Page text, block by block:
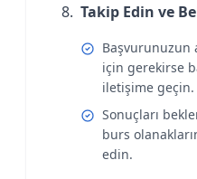
Takip Edin ve
Başvurunuzun
için gerekirse
iletişime geçin.
Sonuçları
burs
edin.